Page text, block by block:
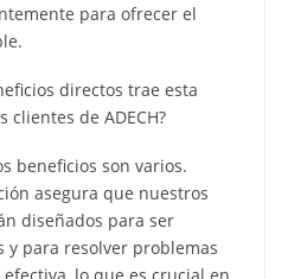
para ofrecer el
directos trae esta
de ADECH?
beneficios son varios.
asegura que nuestros
diseñados para ser
y para resolver problemas